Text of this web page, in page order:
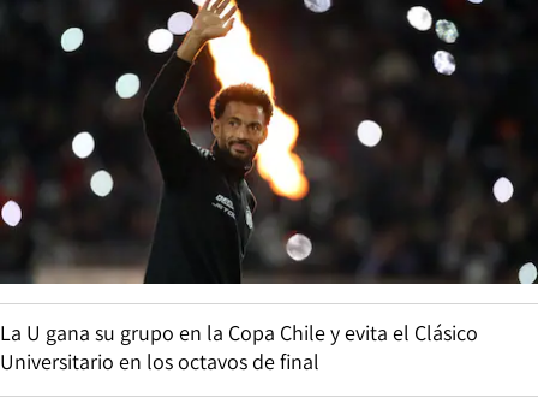
La U gana su grupo en la Copa Chile y evita el Clásico
Universitario en los octavos de final